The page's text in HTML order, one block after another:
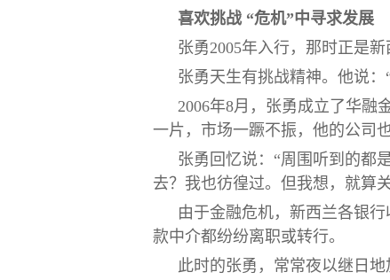
喜欢挑战 “危机”中寻求发展
张勇2005年入行，那时正是
张勇天生有挑战精神。他说
2006年8月，张勇成立了华融
一片，市场一蹶不振，他的公司
张勇回忆说：“周围听到的都
去？我也彷徨过。但我想，就算
由于金融危机，新西兰各银
款中介都纷纷离职或转行。
此时的张勇，常常夜以继日